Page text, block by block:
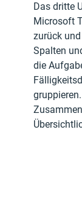
Das dritte
Microsoft
zurück
Spalten
die